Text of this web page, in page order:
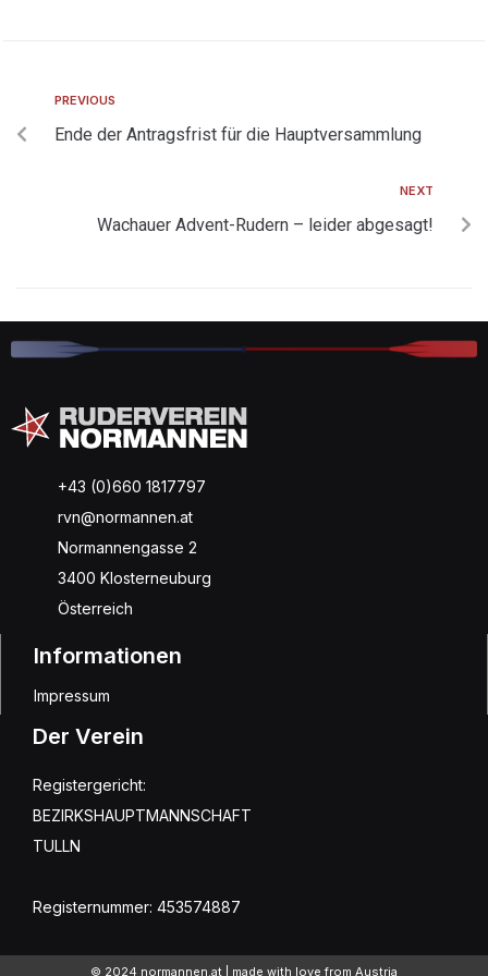
PREVIOUS
Ende der Antragsfrist für die Hauptversammlung
NEXT
Wachauer Advent-Rudern – leider abgesagt!
+43 (0)660 1817797
rvn@normannen.at
Normannengasse 2
3400 Klosterneuburg
Österreich
Informationen
Impressum
Der Verein
Registergericht:
BEZIRKSHAUPTMANNSCHAFT
TULLN
Registernummer: 453574887
© 2024 normannen.at | made with love from Austria